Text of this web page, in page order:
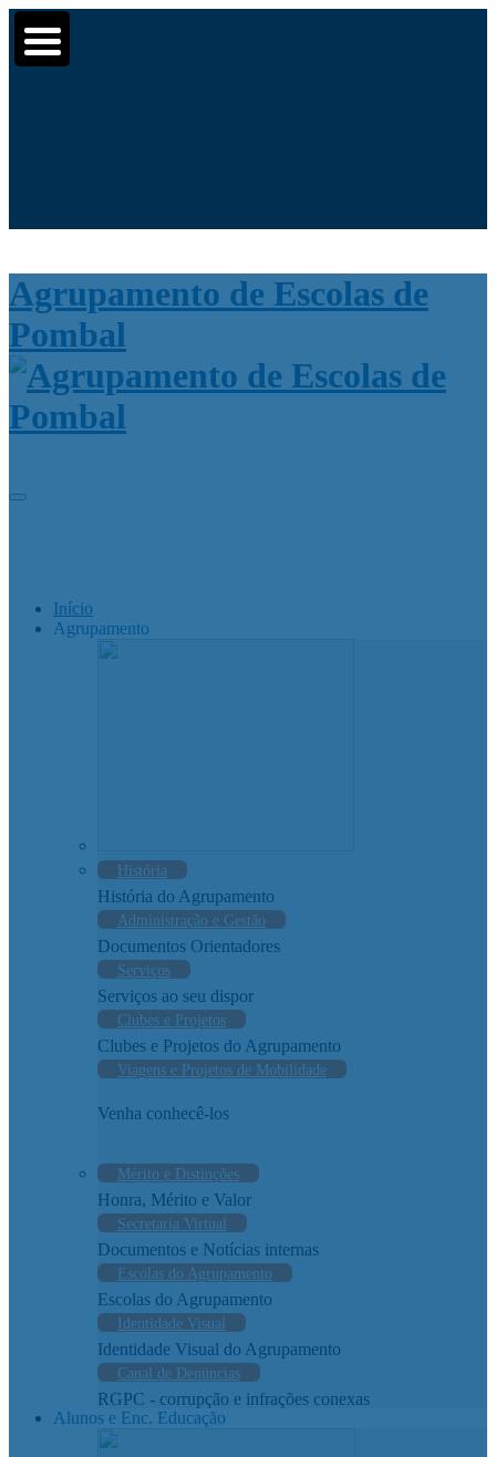
for:
Agrupamento de Escolas de
Pombal
Início
Agrupamento
História
História do Agrupamento
Administração e Gestão
Documentos Orientadores
Serviços
Serviços ao seu dispor
Clubes e Projetos
Clubes e Projetos do Agrupamento
Viagens e Projetos de Mobilidade
Venha conhecê-los
Mérito e Distinções
Honra, Mérito e Valor
Secretaria Virtual
Documentos e Notícias internas
Escolas do Agrupamento
Escolas do Agrupamento
Identidade Visual
Identidade Visual do Agrupamento
Canal de Denúncias
RGPC - corrupção e infrações conexas
Alunos e Enc. Educação
▼